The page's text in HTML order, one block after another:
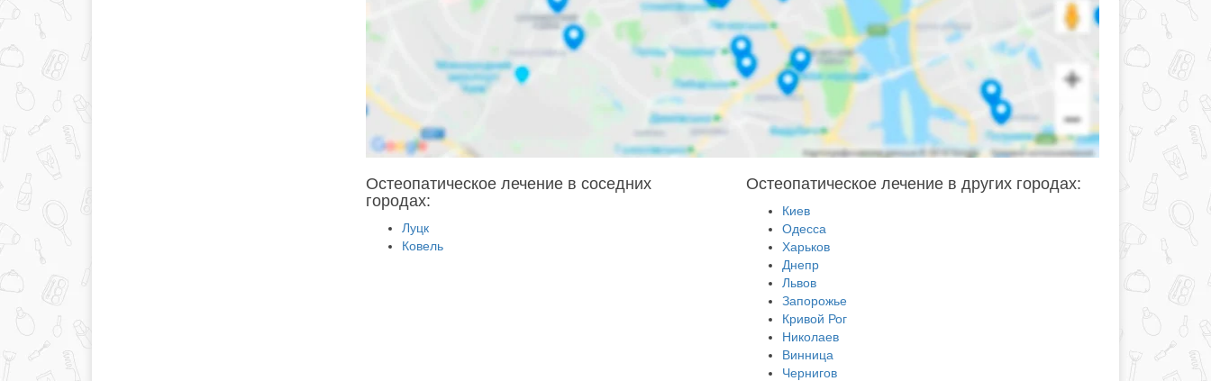
Остеопатическое лечение в соседних
городах:
Луцк
Ковель
Остеопатическое лечение в других городах:
Киев
Одесса
Харьков
Днепр
Львов
Запорожье
Кривой Рог
Николаев
Винница
Чернигов